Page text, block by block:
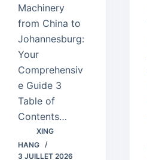
Machinery
from China to
Johannesburg:
Your
Comprehensiv
e Guide 3
Table of
Contents…
XING
HANG
3 JUILLET 2026